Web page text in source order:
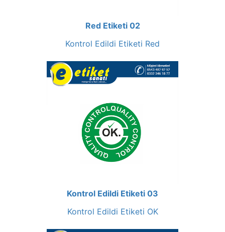
Red Etiketi 02
Kontrol Edildi Etiketi Red
Kontrol Edildi Etiketi 03
Kontrol Edildi Etiketi OK